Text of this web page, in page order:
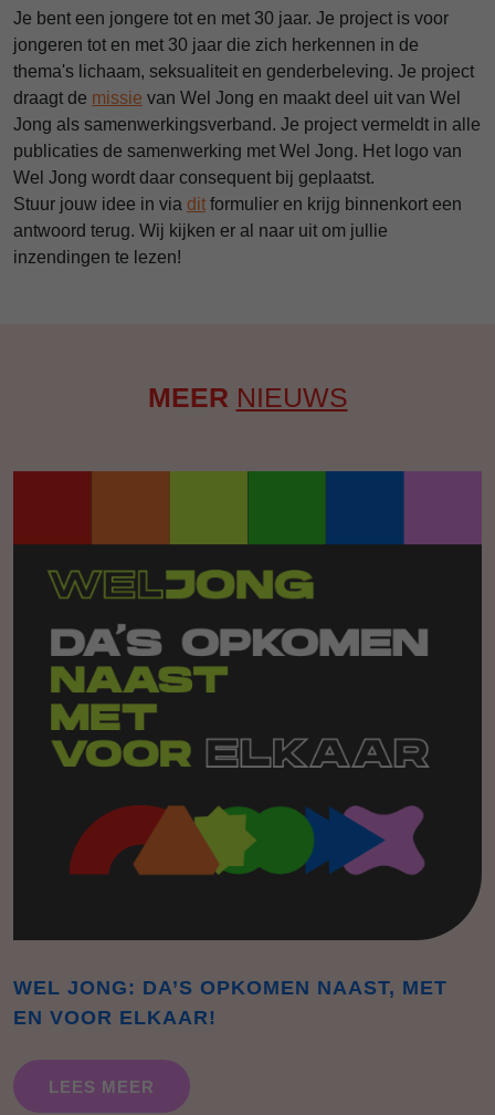
Je bent een jongere tot en met 30 jaar. Je project is voor
jongeren tot en met 30 jaar die zich herkennen in de
thema's lichaam, seksualiteit en genderbeleving. Je project
draagt de missie van Wel Jong en maakt deel uit van Wel
Jong als samenwerkingsverband. Je project vermeldt in alle
publicaties de samenwerking met Wel Jong. Het logo van
Wel Jong wordt daar consequent bij geplaatst.
Stuur jouw idee in via dit formulier en krijg binnenkort een
antwoord terug. Wij kijken er al naar uit om jullie
inzendingen te lezen!
MEER NIEUWS
WEL JONG: DA’S OPKOMEN NAAST, MET
EN VOOR ELKAAR!
LEES MEER